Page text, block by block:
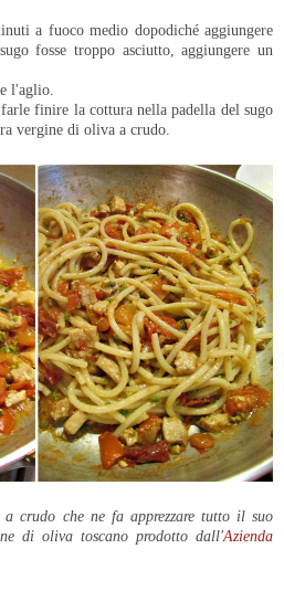
a fuoco medio dopodiché aggiungere
fosse troppo asciutto, aggiungere un
l'aglio.
farle finire la cottura nella padella del sugo
vergine di oliva a crudo.
crudo che ne fa apprezzare tutto il suo
di oliva toscano prodotto dall'Azienda